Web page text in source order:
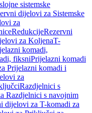
sistemske
dijelovi za Sistemske
za
RedukcijeRezervni
za KoljenaT-
komadi,
fiksniPrijelazni komadi
Prijelazni komadi i
za
Razdjelnici s
Razdjelnici s navojnim
dijelovi za T-komadi za